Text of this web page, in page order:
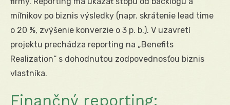
míľnikov po biznis výsledky (napr. skrátenie lead time
o 20 %, zvýšenie konverzie o 3 p. b.). V uzavretí
projektu prechádza reporting na „Benefits
Realization“ s dohodnutou zodpovednosťou biznis
vlastníka.
Finančný reporting: